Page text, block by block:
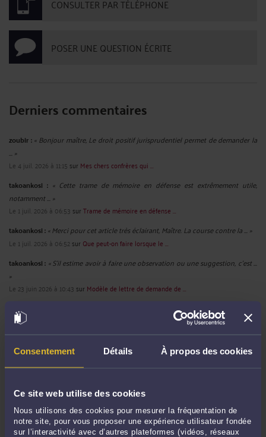
Consentement Détails À propos des cookies
Ce site web utilise des cookies
Nous utilisons des cookies pour mesurer la fréquentation de
notre site, pour vous proposer une expérience utilisateur fondée
sur l’interactivité avec d’autres plateformes (vidéos, réseaux
OUI : dans un arrêt en date du 30 avril 2024, le Conseil d’Etat considère qu’il est
loisible au juge administratif, pour conforter son appréciation des pièces du
dossier, de fonder sa décision, sans les communiquer aux parties, sur les
données publiques de référence produites par l’Institut ...
QUE PEUT FAIRE LE JUGE DU CONTRAT ADMINISTRATIF SAISI EN
CONTESTATION DU MONTANT DE PÉNALITÉS APPLIQUÉES ?
Par André ICARDle 19/04/2025
EN BREF : dans un arrêt en date du 19 juillet 2017, le Conseil d’Etat a précisé
qu’au vu de l'argumentation des parties, il incombe au juge administratif du
contrat soit de rejeter les conclusions dont il est saisi en faisant application des
clauses du contrat relatives aux pénalités, soit de rectifier le montant ...
suite >